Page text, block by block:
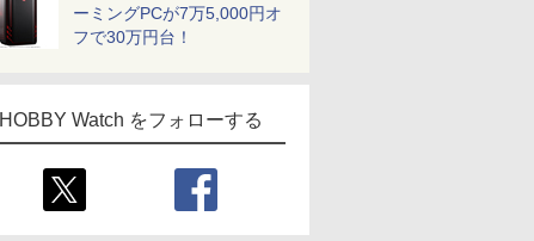
ーミングPCが7万5,000円オ
フで30万円台！
HOBBY Watch をフォローする